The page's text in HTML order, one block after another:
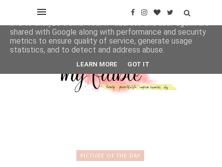
PICTURE OF THE DAY
This site uses cookies from Google to deliver its services
and to analyze traffic. Your IP address and user-agent are
shared with Google along with performance and security
metrics to ensure quality of service, generate usage
statistics, and to detect and address abuse.
LEARN MORE GOT IT